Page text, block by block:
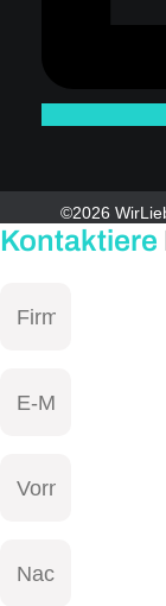
©2026
Kontaktiere